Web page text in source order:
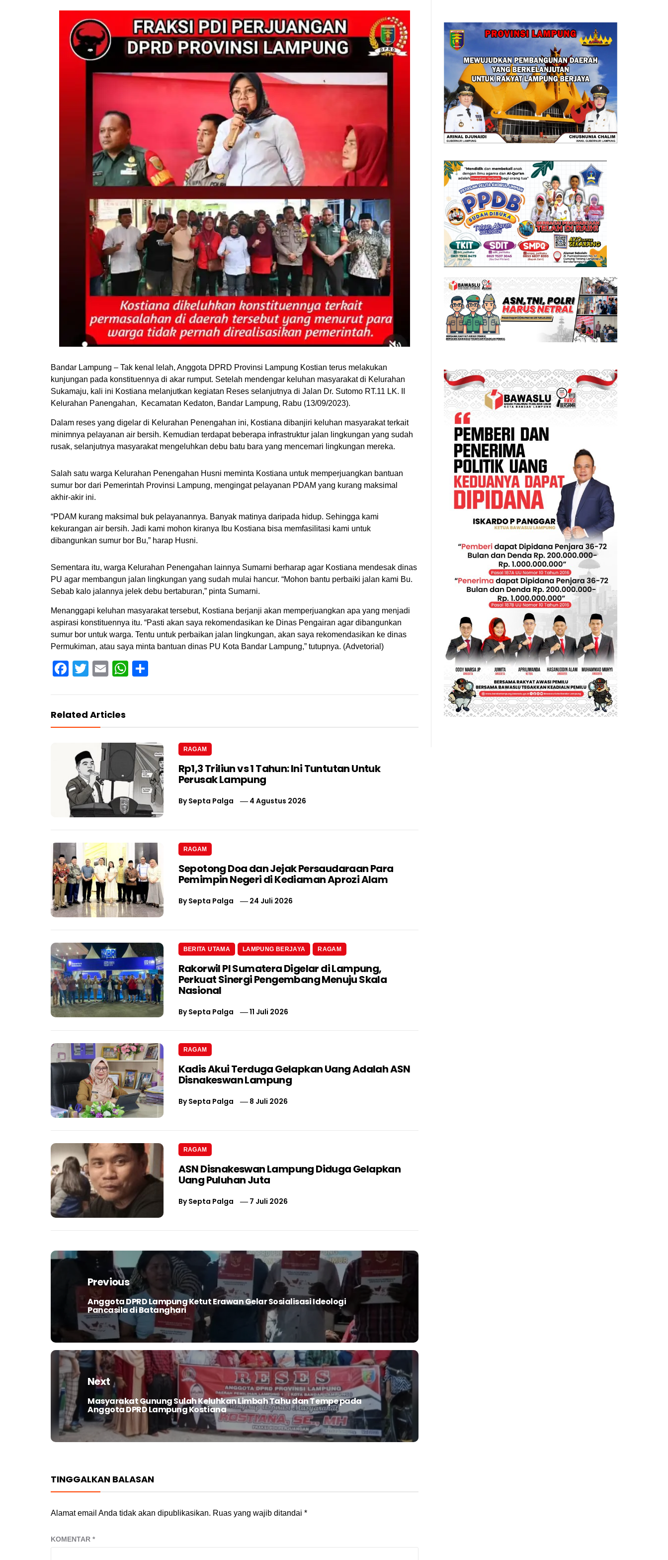
Bandar Lampung – Tak kenal lelah, Anggota DPRD Provinsi Lampung Kostian terus melakukan
kunjungan pada konstituennya di akar rumput. Setelah mendengar keluhan masyarakat di Kelurahan
Sukamaju, kali ini Kostiana melanjutkan kegiatan Reses selanjutnya di Jalan Dr. Sutomo RT.11 LK. II
Kelurahan Panengahan, Kecamatan Kedaton, Bandar Lampung, Rabu (13/09/2023).
Dalam reses yang digelar di Kelurahan Penengahan ini, Kostiana dibanjiri keluhan masyarakat terkait
minimnya pelayanan air bersih. Kemudian terdapat beberapa infrastruktur jalan lingkungan yang sudah
rusak, selanjutnya masyarakat mengeluhkan debu batu bara yang mencemari lingkungan mereka.
Salah satu warga Kelurahan Penengahan Husni meminta Kostiana untuk memperjuangkan bantuan
sumur bor dari Pemerintah Provinsi Lampung, mengingat pelayanan PDAM yang kurang maksimal
akhir-akir ini.
“PDAM kurang maksimal buk pelayanannya. Banyak matinya daripada hidup. Sehingga kami
kekurangan air bersih. Jadi kami mohon kiranya Ibu Kostiana bisa memfasilitasi kami untuk
dibangunkan sumur bor Bu,” harap Husni.
Sementara itu, warga Kelurahan Penengahan lainnya Sumarni berharap agar Kostiana mendesak dinas
PU agar membangun jalan lingkungan yang sudah mulai hancur. “Mohon bantu perbaiki jalan kami Bu.
Sebab kalo jalannya jelek debu bertaburan,” pinta Sumarni.
Menanggapi keluhan masyarakat tersebut, Kostiana berjanji akan memperjuangkan apa yang menjadi
aspirasi konstituennya itu. “Pasti akan saya rekomendasikan ke Dinas Pengairan agar dibangunkan
sumur bor untuk warga. Tentu untuk perbaikan jalan lingkungan, akan saya rekomendasikan ke dinas
Permukiman, atau saya minta bantuan dinas PU Kota Bandar Lampung,” tutupnya. (Advetorial)
Facebook
TwitterEmailWhatsApp
Related Articles
RAGAM
Rp1,3 Triliun vs 1 Tahun: Ini Tuntutan Untuk
Perusak Lampung
BySepta Palga 4 Agustus 2026
RAGAM
Sepotong Doa dan Jejak Persaudaraan Para
Pemimpin Negeri di Kediaman Aprozi Alam
BySepta Palga 24 Juli 2026
BERITA UTAMA LAMPUNG BERJAYA RAGAM
Rakorwil PI Sumatera Digelar di Lampung,
Perkuat Sinergi Pengembang Menuju Skala
Nasional
BySepta Palga 11 Juli 2026
RAGAM
Kadis Akui Terduga Gelapkan Uang Adalah ASN
Disnakeswan Lampung
BySepta Palga 8 Juli 2026
RAGAM
ASN Disnakeswan Lampung Diduga Gelapkan
Uang Puluhan Juta
BySepta Palga 7 Juli 2026
Navigasi
pos
Previous
Previous
post:
Anggota DPRD Lampung Ketut Erawan Gelar Sosialisasi Ideologi
Pancasila di Batanghari
Next
Next
post:
Masyarakat Gunung Sulah Keluhkan Limbah Tahu dan Tempe pada
Anggota DPRD Lampung Kostiana
TINGGALKAN BALASAN
Alamat email Anda tidak akan dipublikasikan. Ruas yang wajib ditandai *
KOMENTAR *